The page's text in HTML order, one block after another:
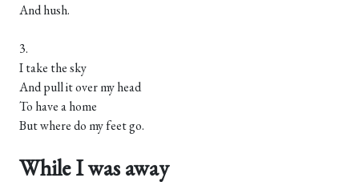
And hush.
3.
I take the sky
And pull it over my head
To have a home
But where do my feet go.
While I was away